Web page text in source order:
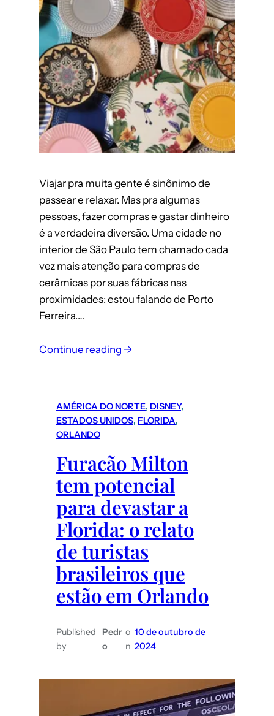
Viajar pra muita gente é sinônimo de
passear e relaxar. Mas pra algumas
pessoas, fazer compras e gastar dinheiro
é a verdadeira diversão. Uma cidade no
interior de São Paulo tem chamado cada
vez mais atenção para compras de
cerâmicas por suas fábricas nas
proximidades: estou falando de Porto
Ferreira.…
Continue reading →:
–
(interior
de
SP):
dicas
para
comprar
porcelana
mais
barato
AMÉRICA DO NORTE, DISNEY
ESTADOS UNIDOS, FLORIDA
ORLANDO
Furacão Milton
tem potencial
para devastar a
Florida: o relato
de turistas
brasileiros que
estão em Orlando
Published
by
Pedr
o
o
n
10 de outubro de
2024